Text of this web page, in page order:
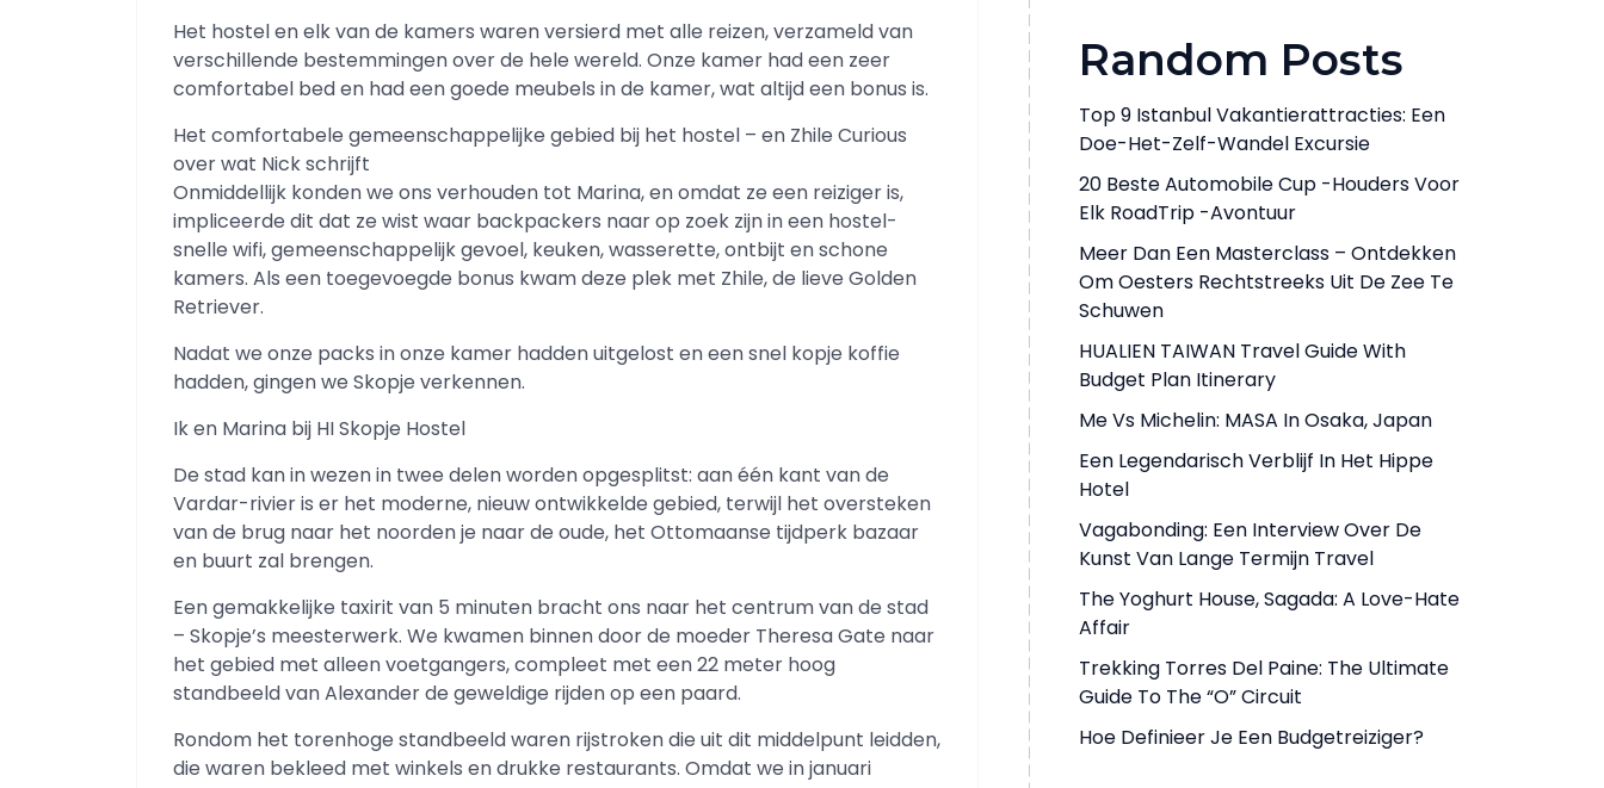
Het hostel en elk van de kamers waren versierd met alle reizen, verzameld van
verschillende bestemmingen over de hele wereld. Onze kamer had een zeer
comfortabel bed en had een goede meubels in de kamer, wat altijd een bonus is.
Het comfortabele gemeenschappelijke gebied bij het hostel – en Zhile Curious
over wat Nick schrijft
Onmiddellijk konden we ons verhouden tot Marina, en omdat ze een reiziger is,
impliceerde dit dat ze wist waar backpackers naar op zoek zijn in een hostel-
snelle wifi, gemeenschappelijk gevoel, keuken, wasserette, ontbijt en schone
kamers. Als een toegevoegde bonus kwam deze plek met Zhile, de lieve Golden
Retriever.
Nadat we onze packs in onze kamer hadden uitgelost en een snel kopje koffie
hadden, gingen we Skopje verkennen.
Ik en Marina bij HI Skopje Hostel
De stad kan in wezen in twee delen worden opgesplitst: aan één kant van de
Vardar-rivier is er het moderne, nieuw ontwikkelde gebied, terwijl het oversteken
van de brug naar het noorden je naar de oude, het Ottomaanse tijdperk bazaar
en buurt zal brengen.
Een gemakkelijke taxirit van 5 minuten bracht ons naar het centrum van de stad
– Skopje’s meesterwerk. We kwamen binnen door de moeder Theresa Gate naar
het gebied met alleen voetgangers, compleet met een 22 meter hoog
standbeeld van Alexander de geweldige rijden op een paard.
Rondom het torenhoge standbeeld waren rijstroken die uit dit middelpunt leidden,
die waren bekleed met winkels en drukke restaurants. Omdat we in januari
Random Posts
Top 9 Istanbul Vakantierattracties: Een
Doe-Het-Zelf-Wandel Excursie
20 Beste Automobile Cup -houders Voor
Elk RoadTrip -avontuur
Meer Dan Een Masterclass – Ontdekken
Om Oesters Rechtstreeks Uit De Zee Te
Schuwen
HUALIEN TAIWAN Travel Guide With
Budget Plan Itinerary
Me Vs Michelin: MASA In Osaka, Japan
Een Legendarisch Verblijf In Het Hippe
Hotel
Vagabonding: Een Interview Over De
Kunst Van Lange Termijn Travel
The Yoghurt House, Sagada: A Love-Hate
Affair
Trekking Torres Del Paine: The Ultimate
Guide To The “O” Circuit
Hoe Definieer Je Een Budgetreiziger?